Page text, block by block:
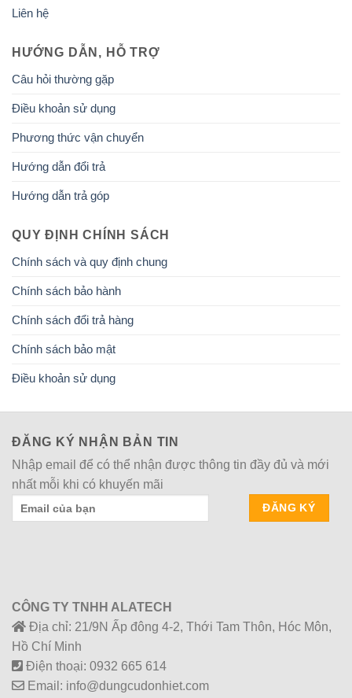
Liên hệ
HƯỚNG DẪN, HỖ TRỢ
Câu hỏi thường gặp
Điều khoản sử dụng
Phương thức vận chuyển
Hướng dẫn đổi trả
Hướng dẫn trả góp
QUY ĐỊNH CHÍNH SÁCH
Chính sách và quy định chung
Chính sách bảo hành
Chính sách đổi trả hàng
Chính sách bảo mật
Điều khoản sử dụng
ĐĂNG KÝ NHẬN BẢN TIN
Nhập email để có thể nhận được thông tin đầy đủ và mới
nhất mỗi khi có khuyến mãi
CÔNG TY TNHH ALATECH
Địa chỉ: 21/9N Ấp đông 4-2, Thới Tam Thôn, Hóc Môn,
Hồ Chí Minh
Điện thoại: 0932 665 614
Email: info@dungcudonhiet.com